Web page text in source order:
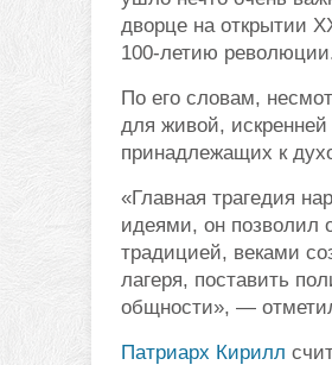
дворце на открытии
100-летию
По его словам,
для живой,
принадлежащих к
«Главная трагедия
идеями, он позволил
традицией, веками
лагеря, поставить
общности», —
Патриарх Кирилл